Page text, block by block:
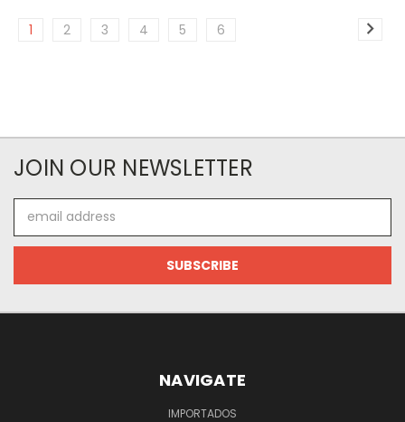
1 2 3 4 5 6
JOIN OUR NEWSLETTER
Address
NAVIGATE
IMPORTADOS